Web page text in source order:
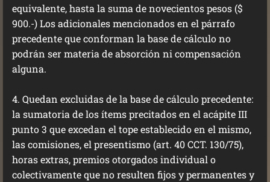
equivalente, hasta la suma de novecientos pesos ($
900.-) Los adicionales mencionados en el párrafo
precedente que conforman la base de cálculo no
podrán ser materia de absorción ni compensación
alguna.
4. Quedan excluidas de la base de cálculo precedente:
la sumatoria de los ítems precitados en el acápite III
punto 3 que excedan el tope establecido en el mismo,
las comisiones, el presentismo (art. 40 CCT. 130/75),
horas extras, premios otorgados individual o
colectivamente que no resulten fijos y permanentes y